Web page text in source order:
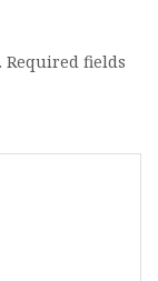
Required fields